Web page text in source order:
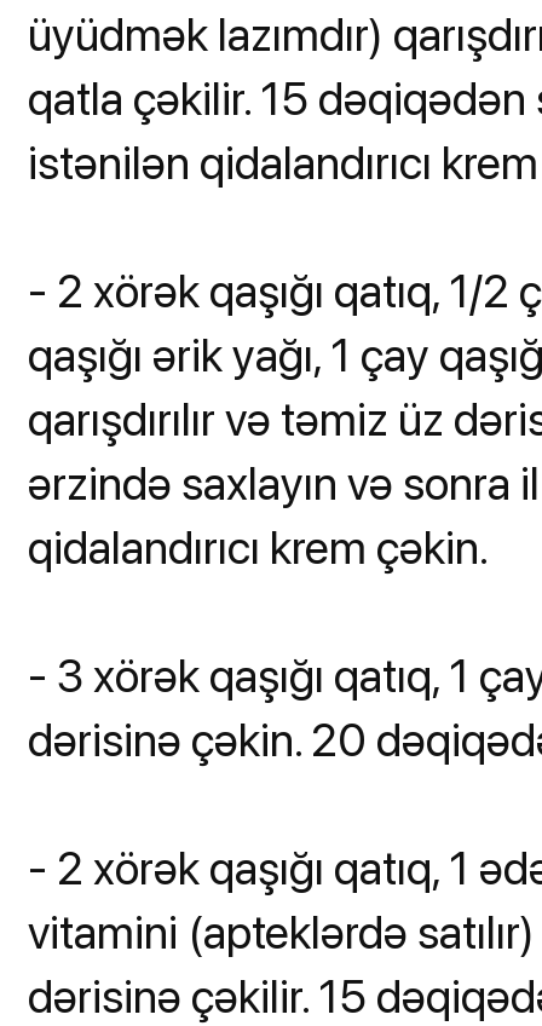
üyüdmək lazımdır)
qatla çəkilir. 15 dəqiqədən
istənilən qidalandırıcı
- 2 xörək qaşığı qatıq, 1/2
qaşığı ərik yağı, 1 çay
qarışdırılır və təmiz üz
ərzində saxlayın və sonra
qidalandırıcı krem çəkin.
- 3 xörək qaşığı qatıq, 1
dərisinə çəkin. 20
- 2 xörək qaşığı qatıq, 1
vitamini (apteklərdə satılır)
dərisinə çəkilir. 15